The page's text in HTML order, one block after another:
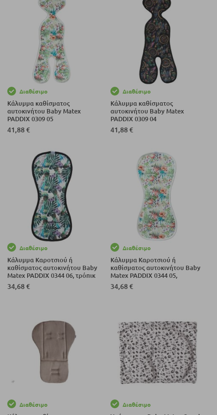
Διαθέσιμο
Κάλυμμα καθίσματος
αυτοκινήτου Baby Matex
PADDIX 0309 05
41,88 €
Διαθέσιμο
Κάλυμμα καθίσματος
αυτοκινήτου Baby Matex
PADDIX 0309 04
41,88 €
Διαθέσιμο
Κάλυμμα Καροτσιού ή
καθίσματος αυτοκινήτου Baby
Matex PADDIX 0344 06, τρόπικ
34,68 €
Διαθέσιμο
Κάλυμμα Καροτσιού ή
καθίσματος αυτοκινήτου Baby
Matex PADDIX 0344 05,
φλαμίνγκο
34,68 €
Διαθέσιμο Διαθέσιμο